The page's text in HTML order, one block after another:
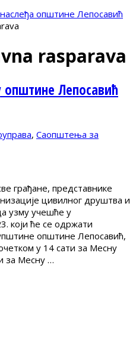
rasparava
општине Лепосавић
, Саопштења за
грађане, представнике
цивилног друштва и
узму учешће у
који ће се одржати
општине Лепосавић,
у 14 сати за Месну
за Месну …